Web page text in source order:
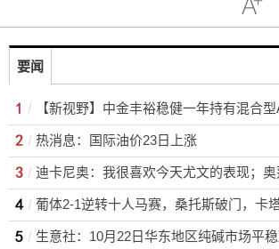
要闻
热消息：国际油价23日上涨